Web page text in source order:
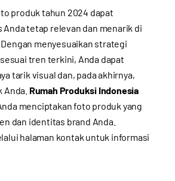
produk tahun 2024 dapat
tetap relevan dan menarik di
menyesuaikan strategi
tren terkini, Anda dapat
tarik visual dan, pada akhirnya,
Rumah Produksi Indonesia
menciptakan foto produk yang
dan identitas brand Anda.
halaman kontak untuk informasi